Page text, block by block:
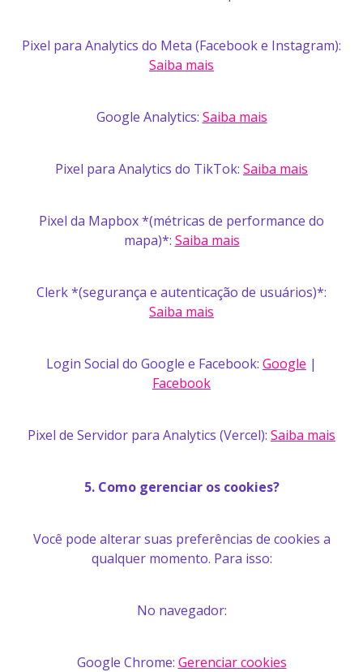
Pixel para Analytics do Meta (Facebook e Instagram):
Saiba mais
Google Analytics: Saiba mais
Pixel para Analytics do TikTok: Saiba mais
Pixel da Mapbox *(métricas de performance do
mapa)*: Saiba mais
Clerk *(segurança e autenticação de usuários)*:
Saiba mais
Login Social do Google e Facebook: Google |
Facebook
Pixel de Servidor para Analytics (Vercel): Saiba mais
5. Como gerenciar os cookies?
Você pode alterar suas preferências de cookies a
qualquer momento. Para isso:
No navegador:
Google Chrome: Gerenciar cookies